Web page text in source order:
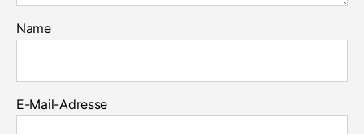
Name
E-Mail-Adresse